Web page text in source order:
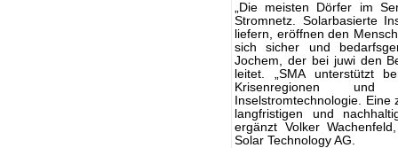
„Die meisten Dörfer im
Stromnetz. Solarbasierte
liefern, eröffnen den
sich sicher und
Jochem, der bei juwi den
leitet. „SMA unterstützt
Krisenregionen und
Inselstromtechnologie.
langfristigen und
ergänzt Volker
Solar Technology AG.